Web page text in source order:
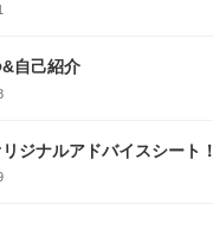
自己紹介
ジナルアドバイスシート！